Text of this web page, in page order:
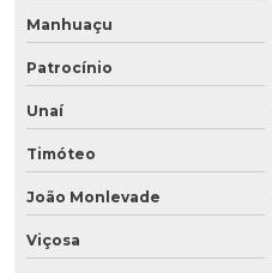
Manhuaçu
Patrocínio
Unaí
Timóteo
João Monlevade
Viçosa